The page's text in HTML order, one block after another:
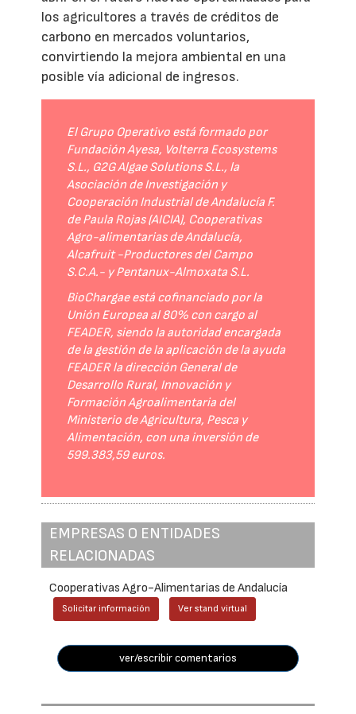
los agricultores a través de créditos de
carbono en mercados voluntarios,
convirtiendo la mejora ambiental en una
posible vía adicional de ingresos.
El Grupo Operativo está formado por
Fundación Ayesa, Volterra Ecosystems
S.L., G2G Algae Solutions S.L., la
Asociación de Investigación y
Cooperación Industrial de Andalucía F.
de Paula Rojas (AICIA), Cooperativas
Agro-alimentarias de Andalucía,
Alcafruit -Productores del Campo
S.C.A.- y Pentanux-Almoxata S.L.
BioChargae está cofinanciado por la
Unión Europea al 80% con cargo al
FEADER, siendo la autoridad encargada
de la gestión de la aplicación de la ayuda
FEADER la dirección General de
Desarrollo Rural, Innovación y
Formación Agroalimentaria del
Ministerio de Agricultura, Pesca y
Alimentación, con una inversión de
599.383,59 euros.
EMPRESAS O ENTIDADES
RELACIONADAS
Cooperativas Agro-Alimentarias de Andalucía
Solicitar información Ver stand virtual
ver/escribir comentarios